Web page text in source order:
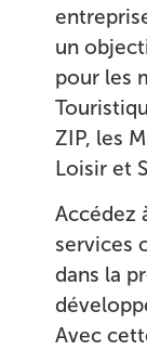
un
pour les
ZIP, les
Loisir et
Accédez
services
dans la
Avec